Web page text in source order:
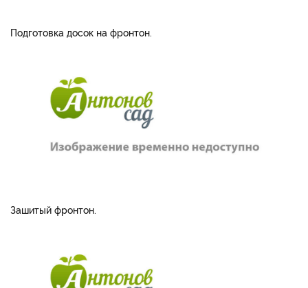
Подготовка досок на фронтон.
Зашитый фронтон.